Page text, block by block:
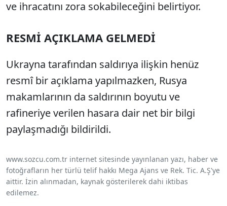
ve ihracatını zora sokabileceğini belirtiyor.
RESMİ AÇIKLAMA GELMEDİ
Ukrayna tarafından saldırıya ilişkin henüz
resmî bir açıklama yapılmazken, Rusya
makamlarının da saldırının boyutu ve
rafineriye verilen hasara dair net bir bilgi
paylaşmadığı bildirildi.
www.sozcu.com.tr internet sitesinde yayınlanan yazı, haber ve
fotoğrafların her türlü telif hakkı Mega Ajans ve Rek. Tic. A.Ş'ye
aittir. İzin alınmadan, kaynak gösterilerek dahi iktibas
edilemez.